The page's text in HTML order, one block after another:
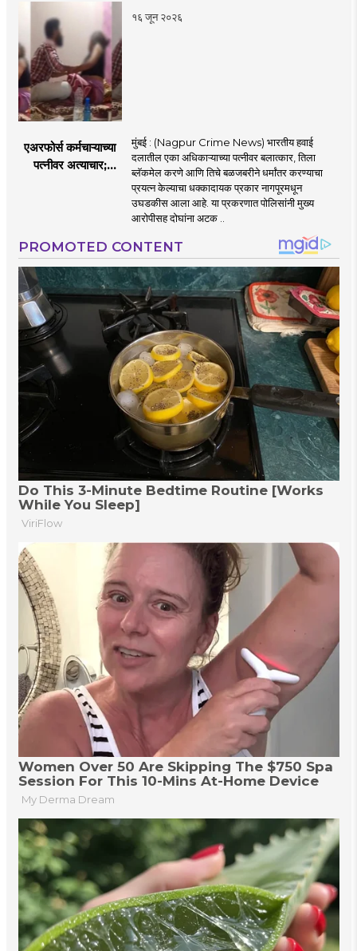
पणतू सात्यकी सावरकर
यांनी न्यायालयात सादर
केला दावा
१६ जून २०२६
एअरफोर्स कर्मचाऱ्याच्या
पत्नीवर अत्याचार;
मुंबई : (Nagpur Crime News) भारतीय हवाई
दलातील एका अधिकाऱ्याच्या पत्नीवर बलात्कार, तिला
ब्लॅकमेल करणे आणि तिचे बळजबरीने धर्मांतर करण्याचा
प्रयत्न केल्याचा धक्कादायक प्रकार नागपूरमधून
उघडकीस आला आहे. या प्रकरणात पोलिसांनी मुख्य
आरोपीसह दोघांना अटक ..